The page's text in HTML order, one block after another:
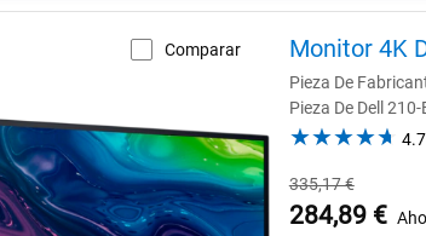
Comparar Monitor 4K
Pieza De
Pieza De Dell 210-
4.7
Precio
habitual
335,17 €
Precio
284,89 €